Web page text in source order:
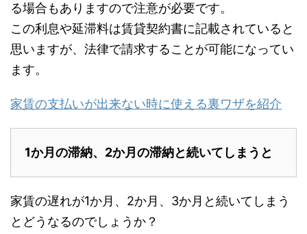
る場合もありますので注意が必要です。
この利息や延滞料は賃貸契約書に記載されていると
思いますが、法律で請求することが可能になってい
ます。
家賃の支払いが出来ない時に使える裏ワザを紹介
1か月の滞納、2か月の滞納と続いてしまうと
家賃の遅れが1か月、2か月、3か月と続いてしまう
とどうなるのでしょうか？